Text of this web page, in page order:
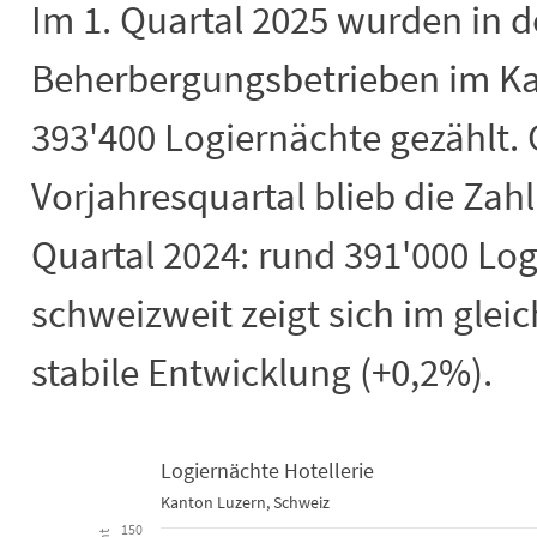
Im 1. Quartal 2025 wurden in
Beherbergungsbetrieben im
393'400 Logiernächte gezählt.
Vorjahresquartal blieb die
Quartal 2024: rund 391'000
schweizweit zeigt sich im
stabile Entwicklung (+0,2%).
Logiernächte Hotellerie
Kanton Luzern, Schweiz
150